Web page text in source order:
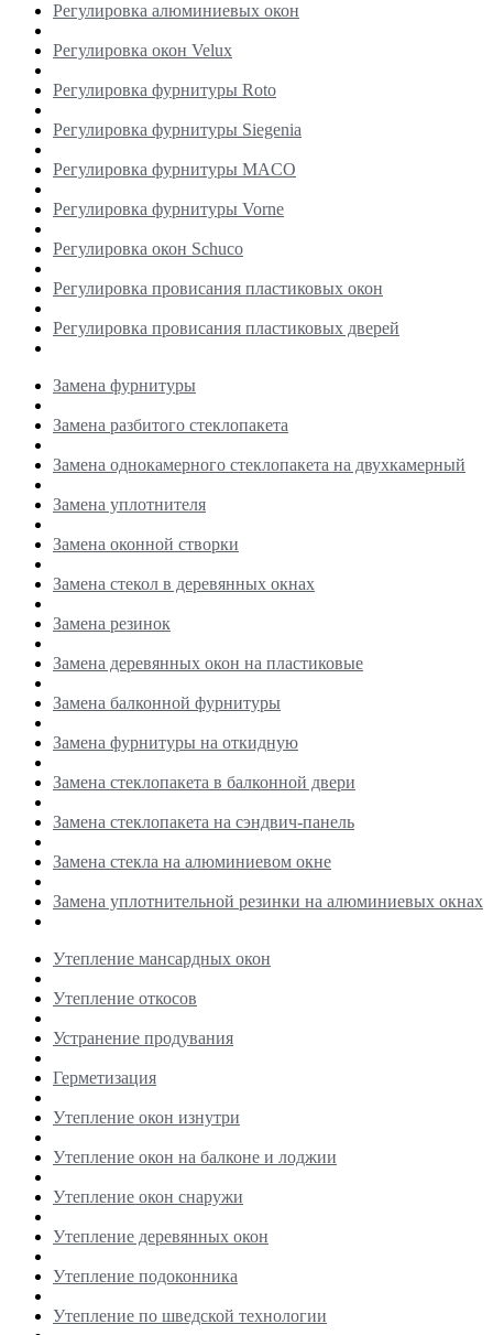
Регулировка алюминиевых окон
Регулировка окон Velux
Регулировка фурнитуры Roto
Регулировка фурнитуры Siegenia
Регулировка фурнитуры MACO
Регулировка фурнитуры Vorne
Регулировка окон Schuco
Регулировка провисания пластиковых окон
Регулировка провисания пластиковых дверей
Замена фурнитуры
Замена разбитого стеклопакета
Замена однокамерного стеклопакета на двухкамерный
Замена уплотнителя
Замена оконной створки
Замена стекол в деревянных окнах
Замена резинок
Замена деревянных окон на пластиковые
Замена балконной фурнитуры
Замена фурнитуры на откидную
Замена стеклопакета в балконной двери
Замена стеклопакета на сэндвич-панель
Замена стекла на алюминиевом окне
Замена уплотнительной резинки на алюминиевых окнах
Утепление мансардных окон
Утепление откосов
Устранение продувания
Герметизация
Утепление окон изнутри
Утепление окон на балконе и лоджии
Утепление окон снаружи
Утепление деревянных окон
Утепление подоконника
Утепление по шведской технологии